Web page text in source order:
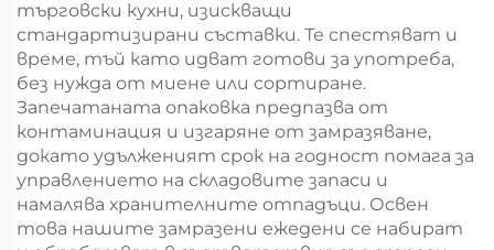
търговски кухни, изискващи
стандартизирани съставки. Те спестяват и
време, тъй като идват готови за употреба,
без нужда от миене или сортиране.
Запечатаната опаковка предпазва от
контаминация и изгаряне от замразяване,
докато удълженият срок на годност помага за
управлението на складовите запаси и
намалява хранителните отпадъци. Освен
това нашите замразени ежедени се набират